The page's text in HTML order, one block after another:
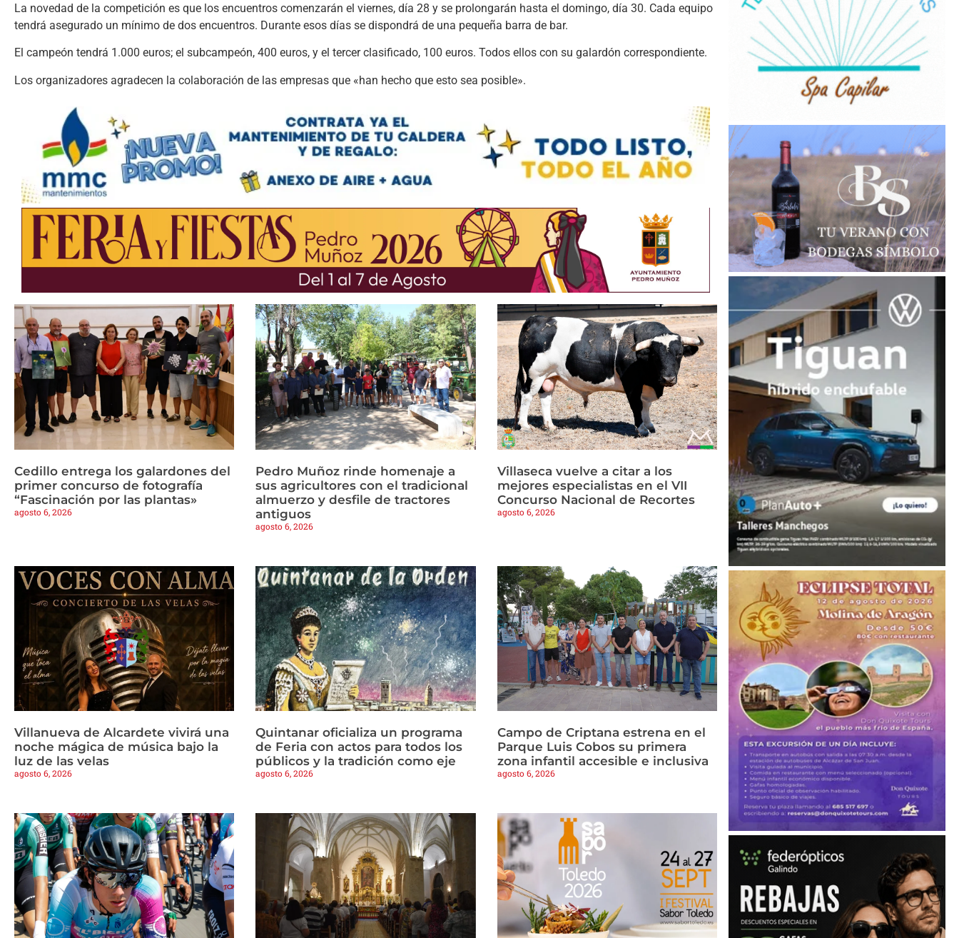
La novedad de la competición es que los encuentros comenzarán el viernes, día 28 y se prolongarán hasta el domingo, día 30. Cada equipo
tendrá asegurado un mínimo de dos encuentros. Durante esos días se dispondrá de una pequeña barra de bar.
El campeón tendrá 1.000 euros; el subcampeón, 400 euros, y el tercer clasificado, 100 euros. Todos ellos con su galardón correspondiente.
Los organizadores agradecen la colaboración de las empresas que «han hecho que esto sea posible».
Cedillo entrega los galardones del
primer concurso de fotografía
“Fascinación por las plantas»
agosto 6, 2026
Pedro Muñoz rinde homenaje a
sus agricultores con el tradicional
almuerzo y desfile de tractores
antiguos
agosto 6, 2026
Villaseca vuelve a citar a los
mejores especialistas en el VII
Concurso Nacional de Recortes
agosto 6, 2026
Villanueva de Alcardete vivirá una
noche mágica de música bajo la
luz de las velas
agosto 6, 2026
Quintanar oficializa un programa
de Feria con actos para todos los
públicos y la tradición como eje
agosto 6, 2026
Campo de Criptana estrena en el
Parque Luis Cobos su primera
zona infantil accesible e inclusiva
agosto 6, 2026